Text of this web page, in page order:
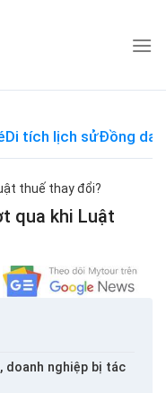
Di tích lịch sửĐồng dao
thuế thay đổi?
qua khi Luật
doanh nghiệp bị tác